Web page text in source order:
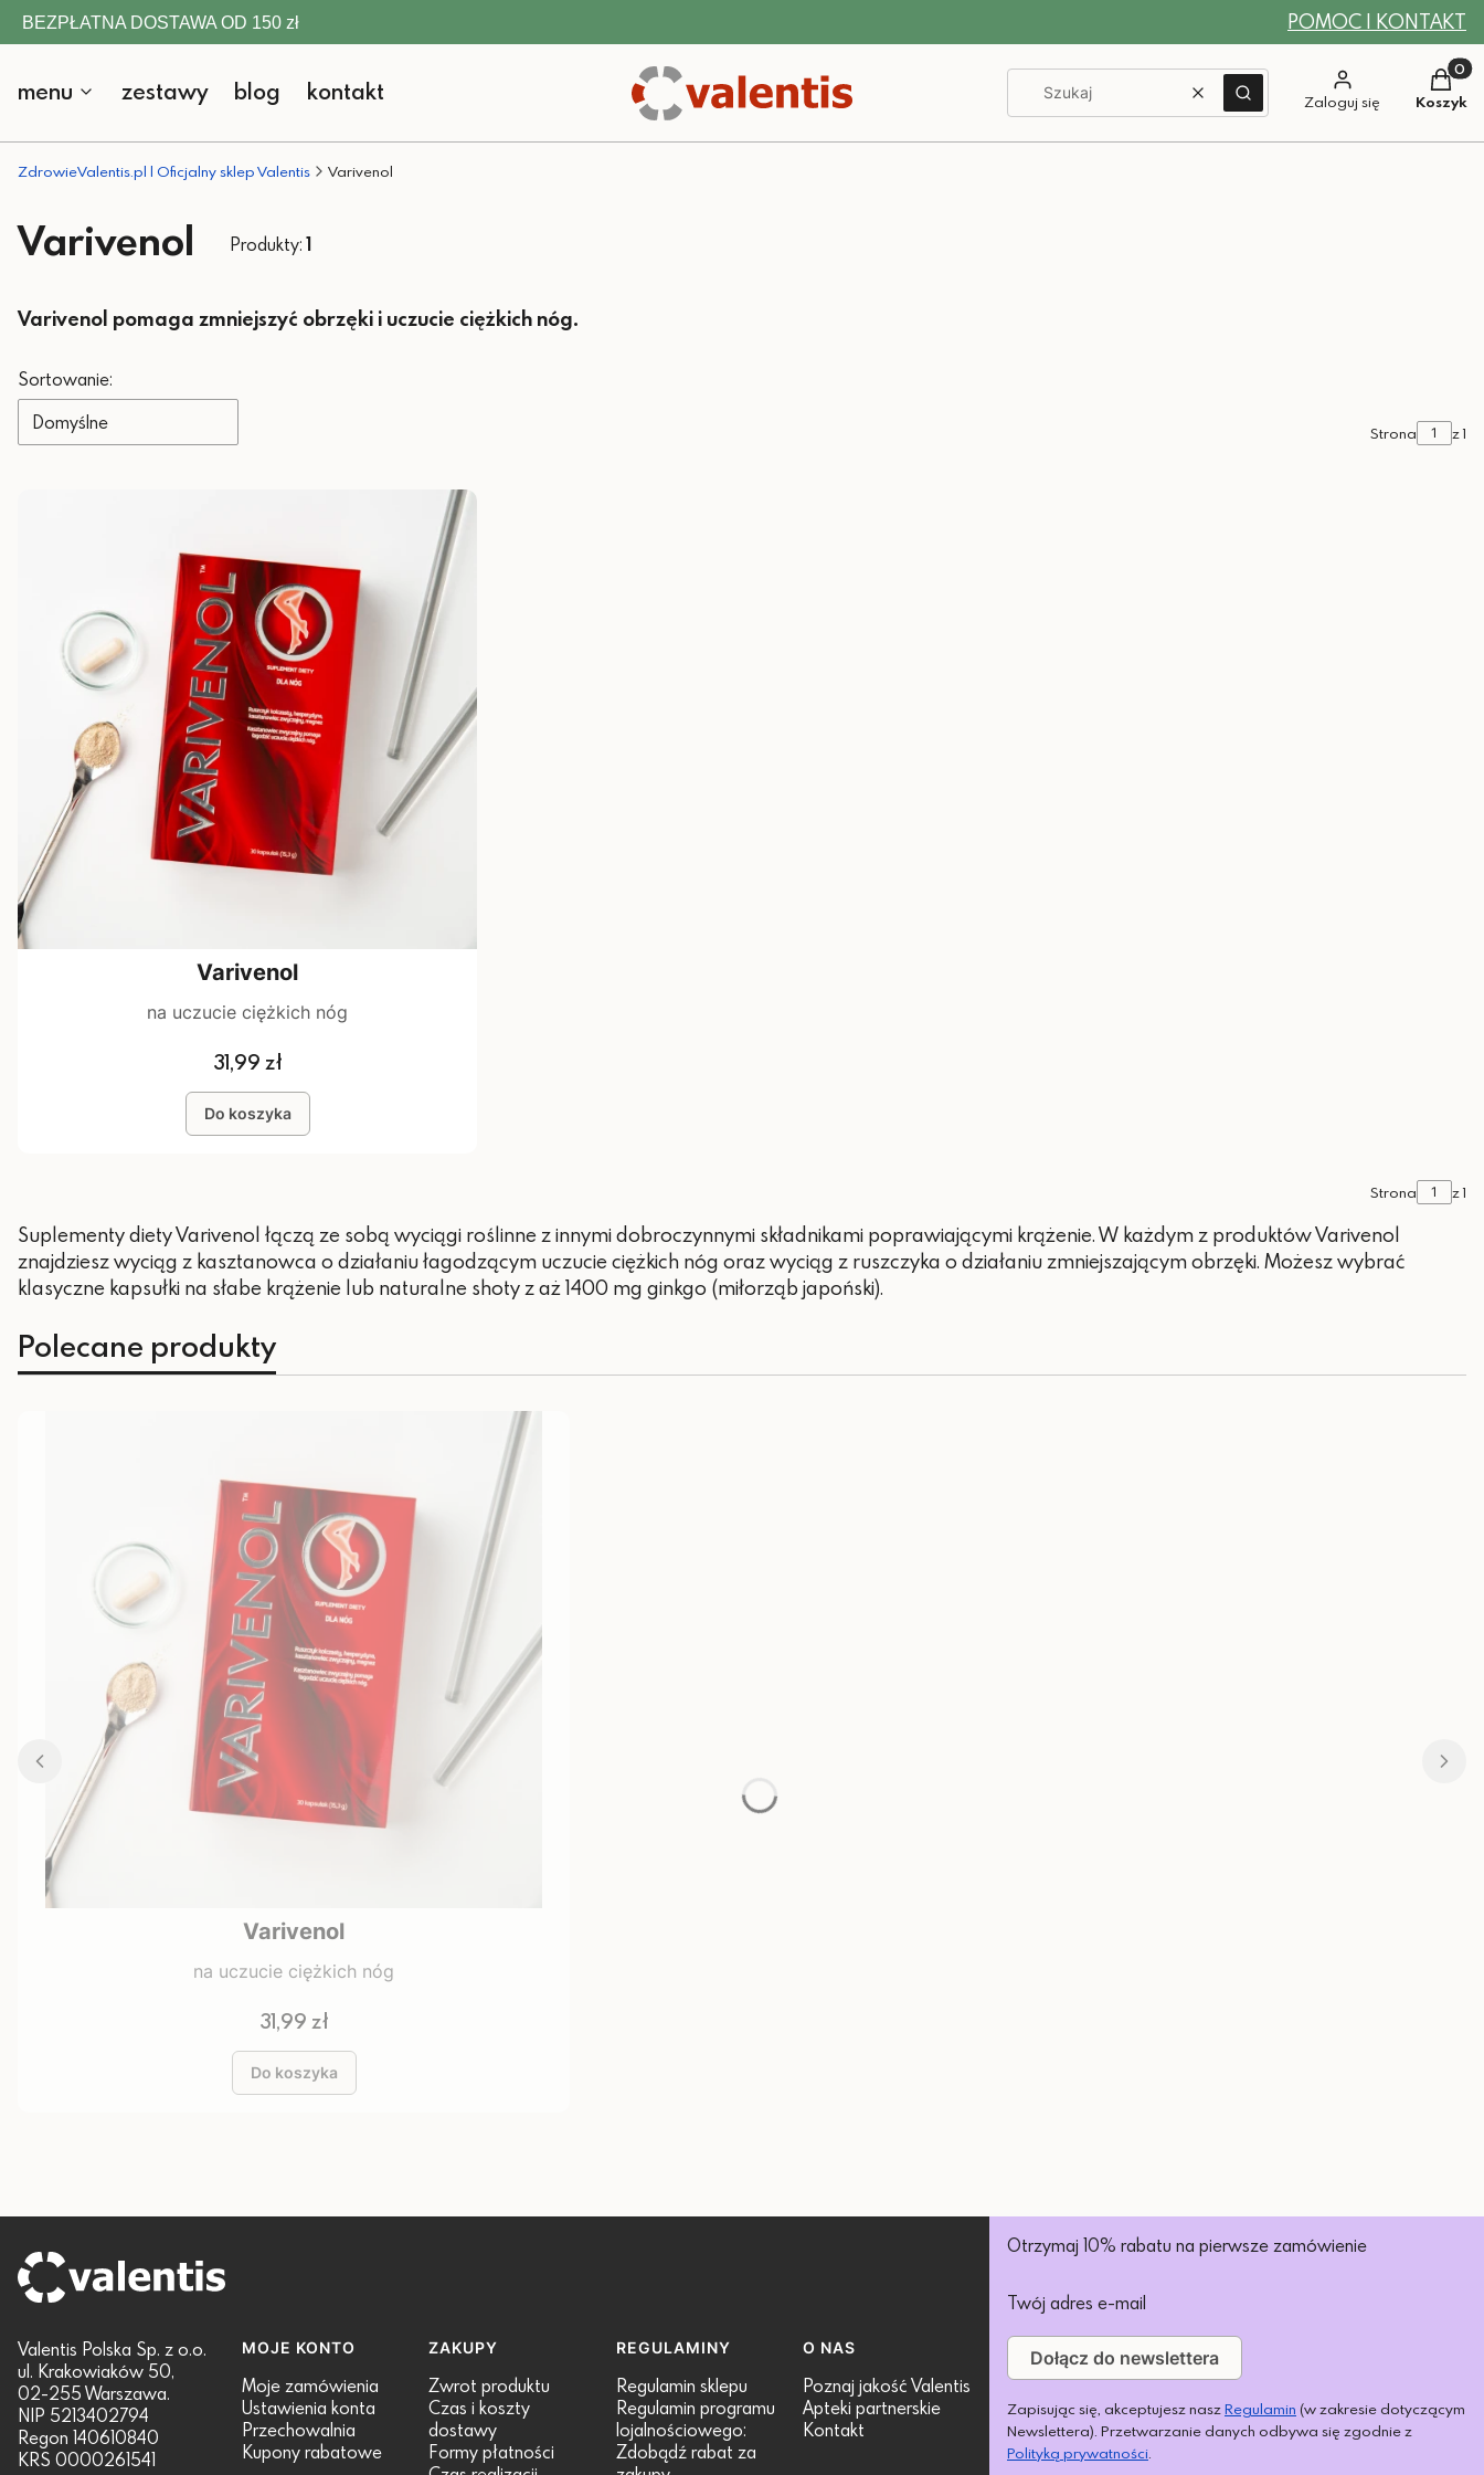
BEZPŁATNA DOSTAWA OD 150 zł POMOC I KONTAKT
menu zestawy blog kontakt WyczyśćSzukaj Zaloguj się Koszyk
ZdrowieValentis.pl | Oficjalny sklep Valentis Varivenol
Varivenol Produkty:1
Varivenol pomaga zmniejszyć obrzęki i uczucie ciężkich nóg.
Lista produktów
Sortowanie:
Domyślne
Strona z 1
Varivenol
na uczucie ciężkich nóg
Cena
31,99 zł
Do koszyka
Strona z 1
Suplementy diety Varivenol łączą ze sobą wyciągi roślinne z innymi dobroczynnymi składnikami poprawiającymi krążenie. W każdym z produktów Varivenol
znajdziesz wyciąg z kasztanowca o działaniu łagodzącym uczucie ciężkich nóg oraz wyciąg z ruszczyka o działaniu zmniejszającym obrzęki. Możesz wybrać
klasyczne kapsułki na słabe krążenie lub naturalne shoty z aż 1400 mg ginkgo (miłorząb japoński).
Polecane produkty
Varivenol
na uczucie ciężkich nóg
Cena
31,99 zł
Do koszyka
Valentis Polska Sp. z o.o.
ul. Krakowiaków 50,
02-255 Warszawa.
NIP 5213402794
Regon 140610840
KRS 0000261541
Linki w stopce
MOJE KONTO
Moje zamówienia
Ustawienia konta
Przechowalnia
Kupony rabatowe
ZAKUPY
Zwrot produktu
Czas i koszty
dostawy
Formy płatności
REGULAMINY
Regulamin sklepu
Regulamin programu
lojalnościowego:
Zdobądź rabat za
O NAS
Poznaj jakość Valentis
Apteki partnerskie
Kontakt
Otrzymaj 10% rabatu na pierwsze zamówienie
Twój adres e-mail
Dołącz do newslettera
Zapisując się, akceptujesz naszRegulamin (w zakresie dotyczącym
Newslettera). Przetwarzanie danych odbywa się zgodnie z
Polityką prywatności